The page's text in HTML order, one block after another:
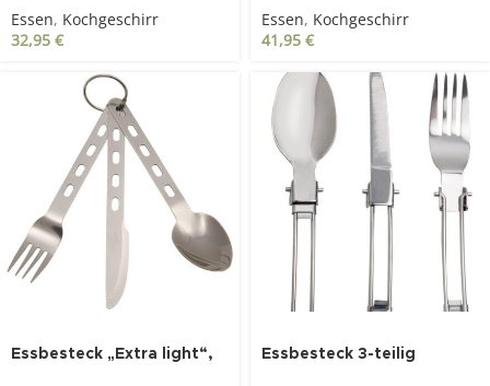
Essen, Kochgeschirr
32,95 €
Essen, Kochgeschirr
41,95 €
Essbesteck „Extra light“,
Essbesteck 3-teilig